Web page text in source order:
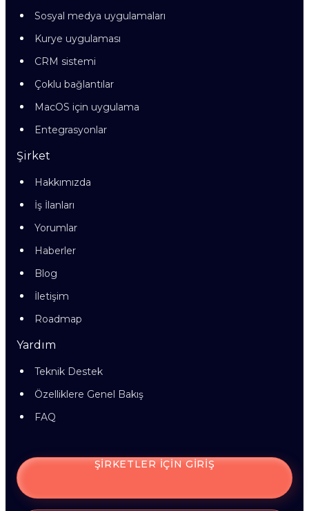
Sosyal medya uygulamaları
Kurye uygulaması
CRM sistemi
Çoklu bağlantılar
MacOS için uygulama
Entegrasyonlar
Şirket
Hakkımızda
İş İlanları
Yorumlar
Haberler
Blog
İletişim
Roadmap
Yardım
Teknik Destek
Özelliklere Genel Bakış
FAQ
ŞIRKETLER IÇIN GIRIŞ